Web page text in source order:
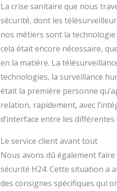
La crise sanitaire que nous
sécurité, dont les
nos métiers sont la technologie
cela était encore nécessaire,
en la matière. La
technologies, la surveillance
était la première personne
relation, rapidement, avec
d’interface entre les
Le service client avant tout
Nous avons dû également
sécurité H24. Cette situation a
des consignes spécifiques qui